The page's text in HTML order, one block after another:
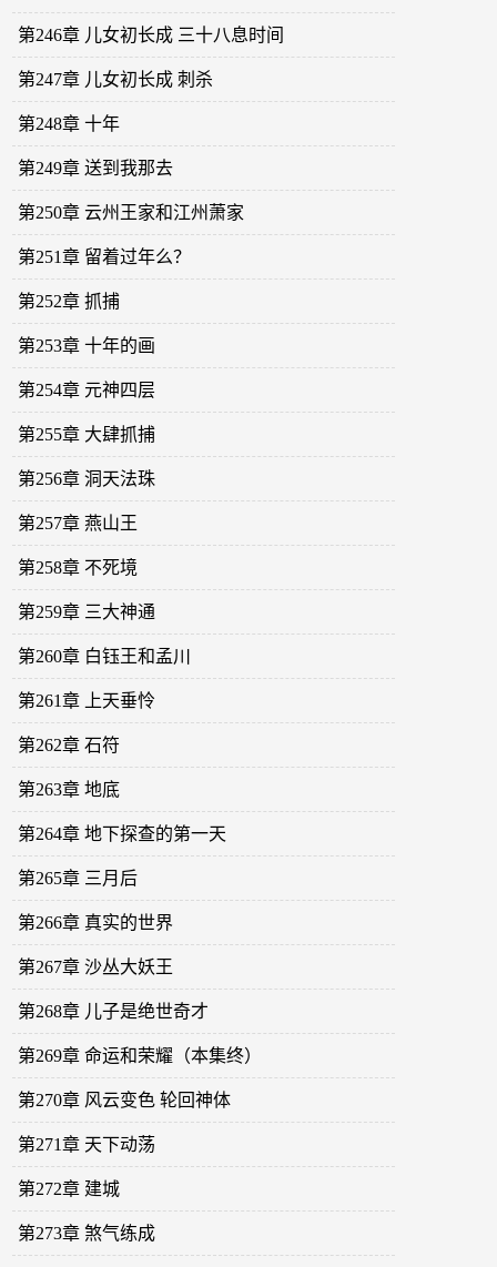
第246章 儿女初长成 三十八息时间
第247章 儿女初长成 刺杀
第248章 十年
第249章 送到我那去
第250章 云州王家和江州萧家
第251章 留着过年么？
第252章 抓捕
第253章 十年的画
第254章 元神四层
第255章 大肆抓捕
第256章 洞天法珠
第257章 燕山王
第258章 不死境
第259章 三大神通
第260章 白钰王和孟川
第261章 上天垂怜
第262章 石符
第263章 地底
第264章 地下探查的第一天
第265章 三月后
第266章 真实的世界
第267章 沙丛大妖王
第268章 儿子是绝世奇才
第269章 命运和荣耀（本集终）
第270章 风云变色 轮回神体
第271章 天下动荡
第272章 建城
第273章 煞气练成